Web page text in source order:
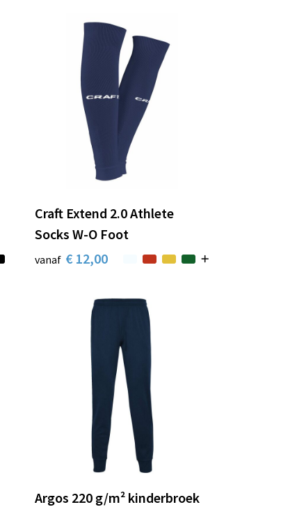
Craft Extend 2.0 Athlete
Socks W-O Foot
vanaf € 12,00
Argos 220 g/m² kinderbroek